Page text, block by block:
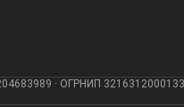
· ОГРНИП